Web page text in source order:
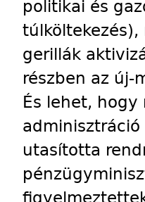
politikai és
túlköltekezés),
gerillák
részben az új-
És lehet,
utasította